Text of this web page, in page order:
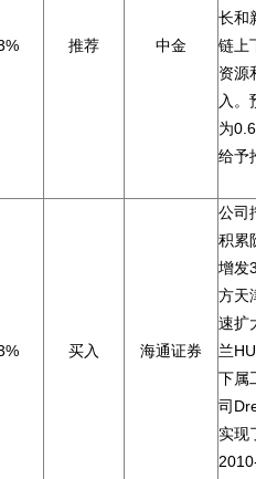
推荐 中金
长和
链上
资源
入。
为
给予
买入 海通证券
公司
积累
增发
方天
速扩
兰
下属
司
实现